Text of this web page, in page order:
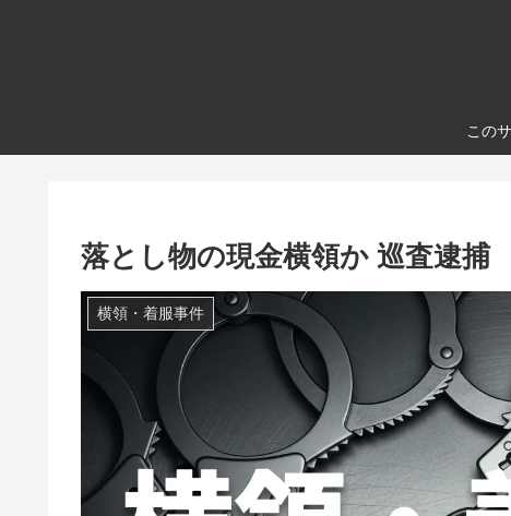
この
落とし物の現金横領か 巡査逮捕
横領・着服事件